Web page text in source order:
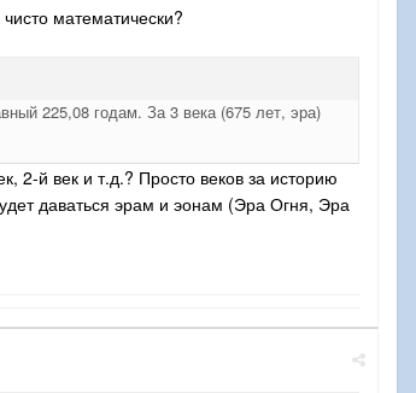
математически?
225,08 годам. За 3 века (675 лет, эра)
2-й век и т.д.? Просто веков за историю
даваться эрам и эонам (Эра Огня, Эра